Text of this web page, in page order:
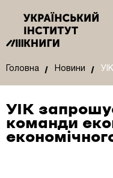
Головна Новини
УІК
команди